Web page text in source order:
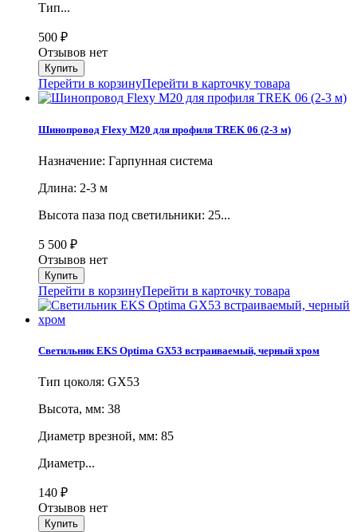
Тип...
500 ₽
Отзывов нет
Перейти в корзинуПерейти в карточку товара
Шинопровод Flexy M20 для профиля TREK 06 (2-3 м)
Назначение: Гарпунная система
Длина: 2-3 м
Высота паза под светильники: 25...
5 500 ₽
Отзывов нет
Перейти в корзинуПерейти в карточку товара
Светильник EKS Optima GX53 встраиваемый, черный хром
Тип цоколя: GX53
Высота, мм: 38
Диаметр врезной, мм: 85
Диаметр...
140 ₽
Отзывов нет